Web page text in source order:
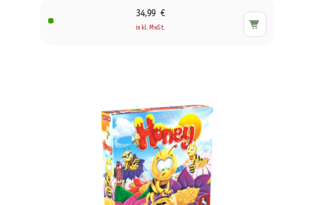
34,99 €
inkl. MwSt.